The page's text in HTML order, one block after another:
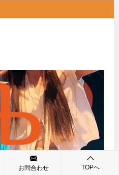
お問合わせ TOPへ